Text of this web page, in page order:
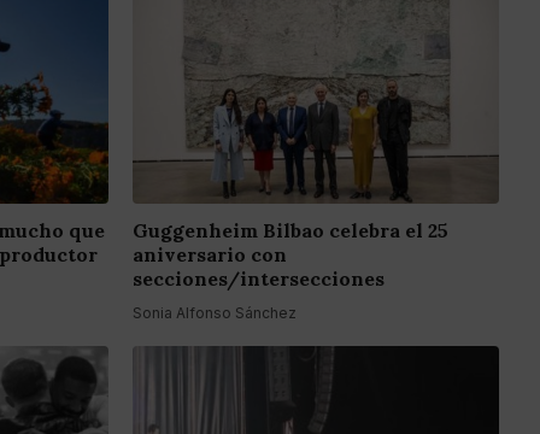
que
Guggenheim Bilbao celebra el 25
aniversario con
secciones/intersecciones
Sonia Alfonso Sánchez